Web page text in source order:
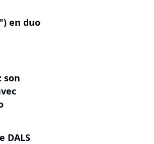
en duo
son
DALS